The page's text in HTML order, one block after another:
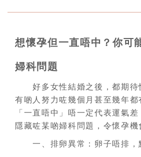
想懷孕但一直唔中？你可
婦科問題
好多女性結婚之後，都期待
有啲人努力咗幾個月甚至幾年都
「一直唔中」唔一定代表運氣
隱藏咗某啲婦科問題，令懷孕機
一、排卵異常：卵子唔排，